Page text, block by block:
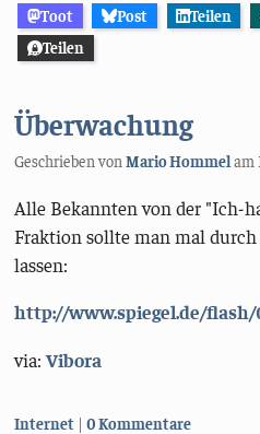
Toot
Post Teilen
Teilen
Überwachung
Geschrieben vonMario Hommelam
Alle Bekannten von der "Ich-
Fraktion sollte man mal durch
lassen:
http://www.spiegel.de/flash/
via:Vibora
Kategorien:
Internet 0 Kommentare